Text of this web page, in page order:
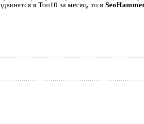
в Топ10 за месяц, то в